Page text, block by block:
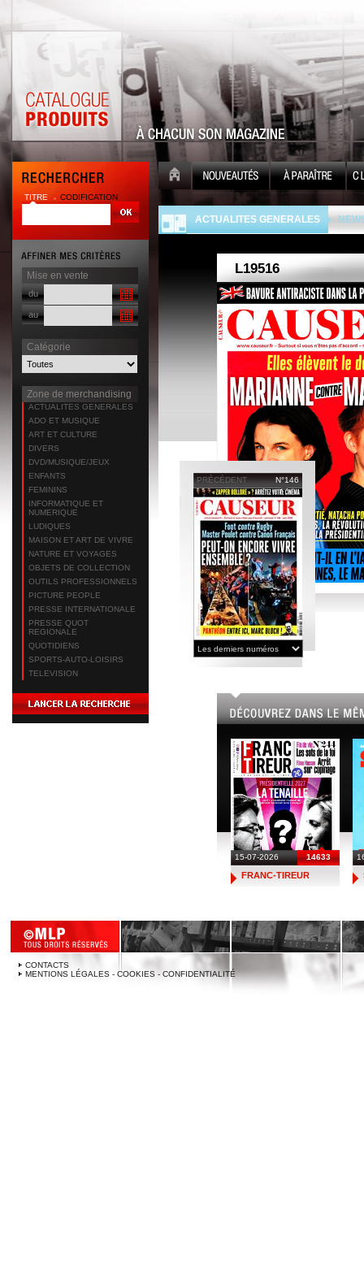
TITRE CODIFICATION
Mise en vente
du
au
Catégorie
Zone de merchandising
ACTUALITES GENERALES
ADO ET MUSIQUE
ART ET CULTURE
DIVERS
DVD/MUSIQUE/JEUX
ENFANTS
FEMININS
INFORMATIQUE ET
NUMERIQUE
LUDIQUES
MAISON ET ART DE VIVRE
NATURE ET VOYAGES
OBJETS DE COLLECTION
OUTILS PROFESSIONNELS
PICTURE PEOPLE
PRESSE INTERNATIONALE
PRESSE QUOT
REGIONALE
QUOTIDIENS
SPORTS-AUTO-LOISIRS
TELEVISION
ACTUALITES GENERALES
PRÉCÉDENT N°146
15-07-2026 14633
FRANC-TIREUR
CONTACTS
MENTIONS LÉGALES - COOKIES - CONFIDENTIALITÉ